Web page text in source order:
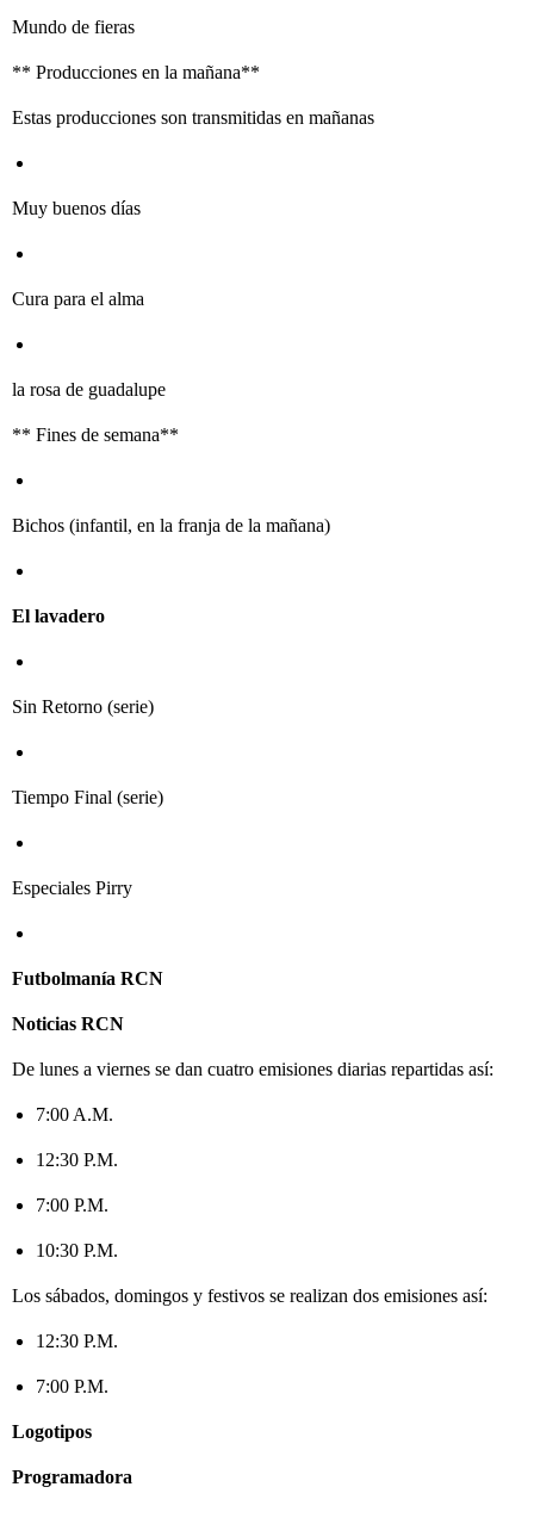
Mundo de fieras
** Producciones en la mañana**
Estas producciones son transmitidas en mañanas
Muy buenos días
Cura para el alma
la rosa de guadalupe
** Fines de semana**
Bichos (infantil, en la franja de la mañana)
El lavadero
Sin Retorno (serie)
Tiempo Final (serie)
Especiales Pirry
Futbolmanía RCN
Noticias RCN
De lunes a viernes se dan cuatro emisiones diarias repartidas así:
7:00 A.M.
12:30 P.M.
7:00 P.M.
10:30 P.M.
Los sábados, domingos y festivos se realizan dos emisiones así:
12:30 P.M.
7:00 P.M.
Logotipos
Programadora